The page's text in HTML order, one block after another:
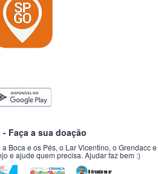
- Faça a sua doação
Boca e os Pés, o Lar Vicentino, o Grendacc e
e ajude quem precisa. Ajudar faz bem :)